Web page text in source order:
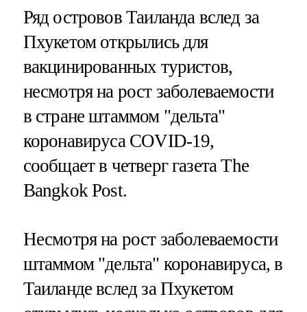
Ряд островов Таиланда вслед за
Пхукетом открылись для
вакцинированных туристов,
несмотря на рост заболеваемости
в стране штаммом "дельта"
коронавируса COVID-19,
сообщает в четверг газета The
Bangkok Post.
Несмотря на рост заболеваемости
штаммом "дельта" коронавируса, в
Таиланде вслед за Пхукетом